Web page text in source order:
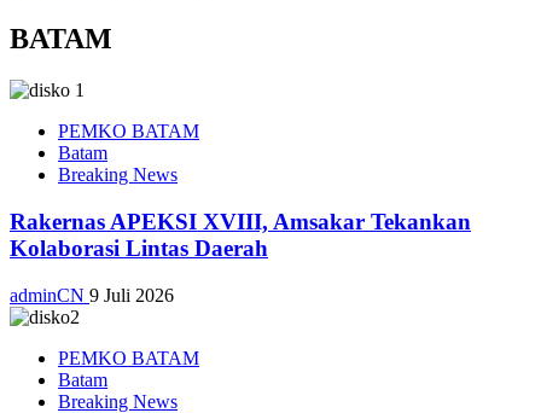
BATAM
PEMKO BATAM
Batam
Breaking News
Rakernas APEKSI XVIII, Amsakar Tekankan
Kolaborasi Lintas Daerah
adminCN 9 Juli 2026
PEMKO BATAM
Batam
Breaking News